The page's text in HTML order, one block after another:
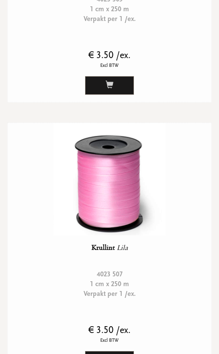
1 cm x 250 m
Verpakt per 1 /ex.
€ 3.50 /ex.
Excl BTW
Krullint Lila
4023 507
1 cm x 250 m
Verpakt per 1 /ex.
€ 3.50 /ex.
Excl BTW